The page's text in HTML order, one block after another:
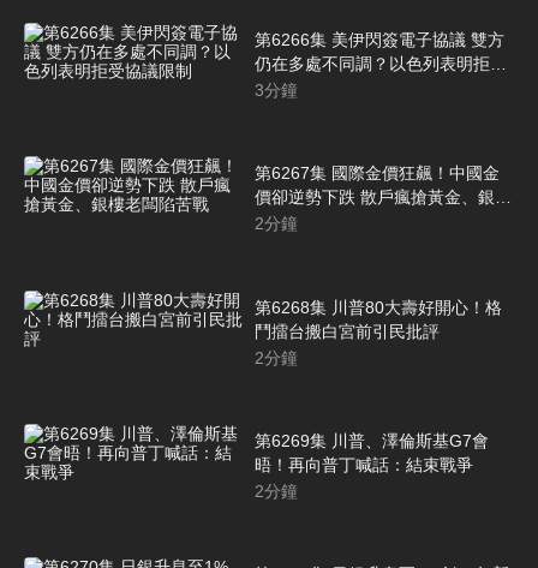
第6266集 美伊閃簽電子協議 雙方
仍在多處不同調？以色列表明拒受
協議限制
3分鐘
第6267集 國際金價狂飆！中國金
價卻逆勢下跌 散戶瘋搶黃金、銀樓
老闆陷苦戰
2分鐘
第6268集 川普80大壽好開心！格
鬥擂台搬白宮前引民批評
2分鐘
第6269集 川普、澤倫斯基G7會
晤！再向普丁喊話：結束戰爭
2分鐘